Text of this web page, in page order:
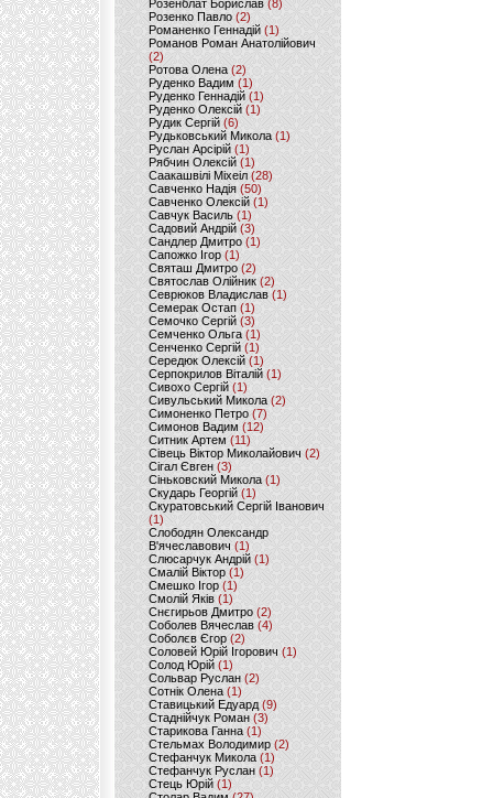
Розенблат Борислав (8)
Розенко Павло (2)
Романенко Геннадій (1)
Романов Роман Анатолійович
(2)
Ротова Олена(2)
Руденко Вадим (1)
Руденко Геннадій (1)
Руденко Олексій(1)
Рудик Сергій(6)
Рудьковський Микола (1)
Руслан Арсірій(1)
Рябчин Олексій (1)
Саакашвілі Міхеіл(28)
Савченко Надія (50)
Савченко Олексій(1)
Савчук Василь (1)
Садовий Андрій (3)
Сандлер Дмитро(1)
Сапожко Ігор(1)
Святаш Дмитро (2)
Святослав Олійник (2)
Севрюков Владислав (1)
Семерак Остап (1)
Семочко Сергій (3)
Семченко Ольга (1)
Сенченко Сергій(1)
Середюк Олексій(1)
Серпокрилов Віталій(1)
Сивохо Сергій(1)
Сивульський Микола(2)
Симоненко Петро(7)
Симонов Вадим (12)
Ситник Артем(11)
Сівець Віктор Миколайович(2)
Сігал Євген (3)
Сіньковский Микола(1)
Скударь Георгій (1)
Скуратовський Сергій Іванович
(1)
Слободян Олександр
В'ячеславович(1)
Слюсарчук Андрій(1)
Смалій Віктор (1)
Смешко Ігор (1)
Смолій Яків (1)
Снєгирьов Дмитро (2)
Соболев Вячеслав (4)
Соболєв Єгор(2)
Соловей Юрій Ігорович (1)
Солод Юрій (1)
Сольвар Руслан (2)
Сотнік Олена(1)
Ставицький Едуард (9)
Стаднійчук Роман(3)
Старикова Ганна (1)
Стельмах Володимир(2)
Стефанчук Микола (1)
Стефанчук Руслан (1)
Стець Юрій (1)